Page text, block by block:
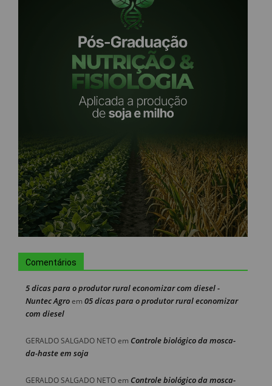
Comentários
5 dicas para o produtor rural economizar com diesel -
Nuntec Agroem 05 dicas para o produtor rural economizar
com diesel
GERALDO SALGADO NETOem Controle biológico da mosca-
da-haste em soja
GERALDO SALGADO NETOem Controle biológico da mosca-